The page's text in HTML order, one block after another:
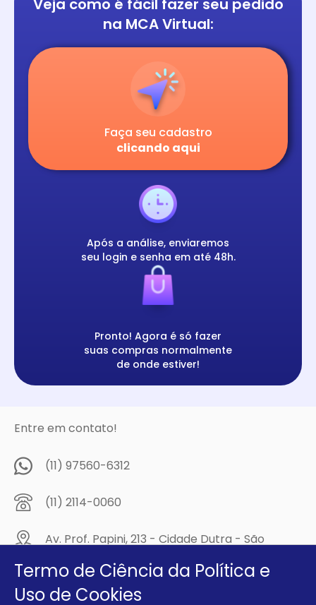
Veja como é fácil fazer seu pedido
na MCA Virtual:
Faça seu cadastro
clicando aqui
Após a análise, enviaremos
seu login e senha em até 48h.
Pronto! Agora é só fazer
suas compras normalmente
de onde estiver!
Entre em contato!
(11) 97560-6312
(11) 2114-0060
Av. Prof. Papini, 213 - Cidade Dutra - São
Compre na
MCA Virtual!
Termo de Ciência da Política e
Uso de Cookies